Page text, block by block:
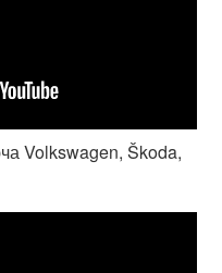
Volkswagen, Škoda,